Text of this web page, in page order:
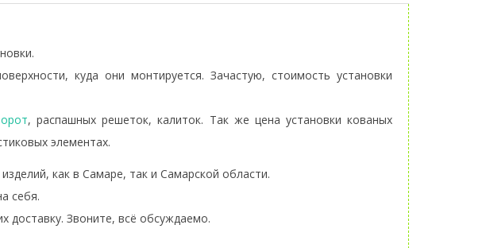
куда они монтируется. Зачастую, стоимость установки
, распашных решеток, калиток. Так же цена установки кованых
элементах.
как в Самаре, так и Самарской области.
себя.
доставку. Звоните, всё обсуждаемо.